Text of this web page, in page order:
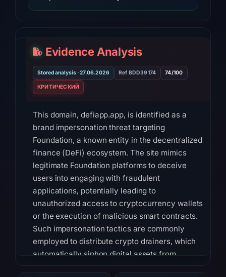
Evidence Analysis
Stored analysis · 27.06.2026 Ref BDD39174 74/100
КРИТИЧЕСКИЙ
This domain, defiapp.app, is identified as a
brand impersonation threat targeting
Foundation, a known entity in the decentralized
finance (DeFi) ecosystem. The site mimics
legitimate Foundation platforms to deceive
users into engaging with fraudulent
applications, potentially leading to
unauthorized access to cryptocurrency wallets
or the execution of malicious smart contracts.
Such impersonation tactics are commonly
employed to distribute crypto drainers, which
automatically siphon digital assets from